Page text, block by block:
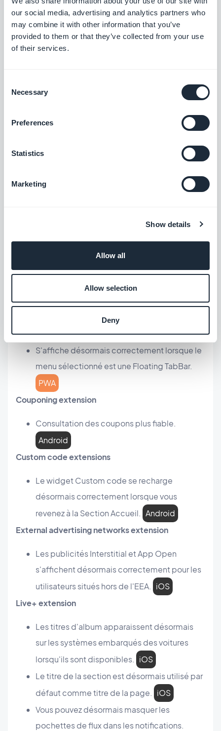
our social media, advertising and analytics partners who
may combine it with other information that you’ve
provided to them or that they’ve collected from your use
of their services.
Selection
Necessary
Preferences
Statistics
Marketing
Show details
Allow all
Allow selection
Deny
nombreuses au fil du temps. iOS
Les polices des onglets restent désormais
cohérentes.
Les liens directs vers l'application Telegram
Global floating button
Apparaît désormais même lorsque le menu
est réglé sur « Custom Code » ou « No menu
».
Le flou est désormais disponible sur Android
Advanced edition extension
Une nouvelle propriété avancée vous permet
de bloquer l'enregistrement d'écran de
l'application. Android
App Walkthrough extension
S'affiche désormais correctement lorsque le
menu sélectionné est une Floating TabBar.
PWA
Couponing extension
Consultation des coupons plus fiable.
Android
Custom code extensions
Le widget Custom code se recharge
désormais correctement lorsque vous
revenez à la Section Accueil. Android
External advertising networks extension
Les publicités Interstitial et App Open
s'affichent désormais correctement pour les
utilisateurs situés hors de l'EEA. iOS
Live+ extension
Les titres d'album apparaissent désormais
sur les systèmes embarqués des voitures
lorsqu'ils sont disponibles. iOS
Le titre de la section est désormais utilisé par
défaut comme titre de la page. iOS
Vous pouvez désormais masquer les
pochettes de flux dans les notifications.